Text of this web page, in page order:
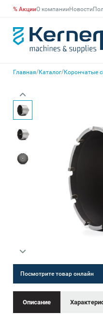
% АкцииО компанииНовости
Главная/Каталог/Корончатые
Посмотрите товар онлайн
Описание